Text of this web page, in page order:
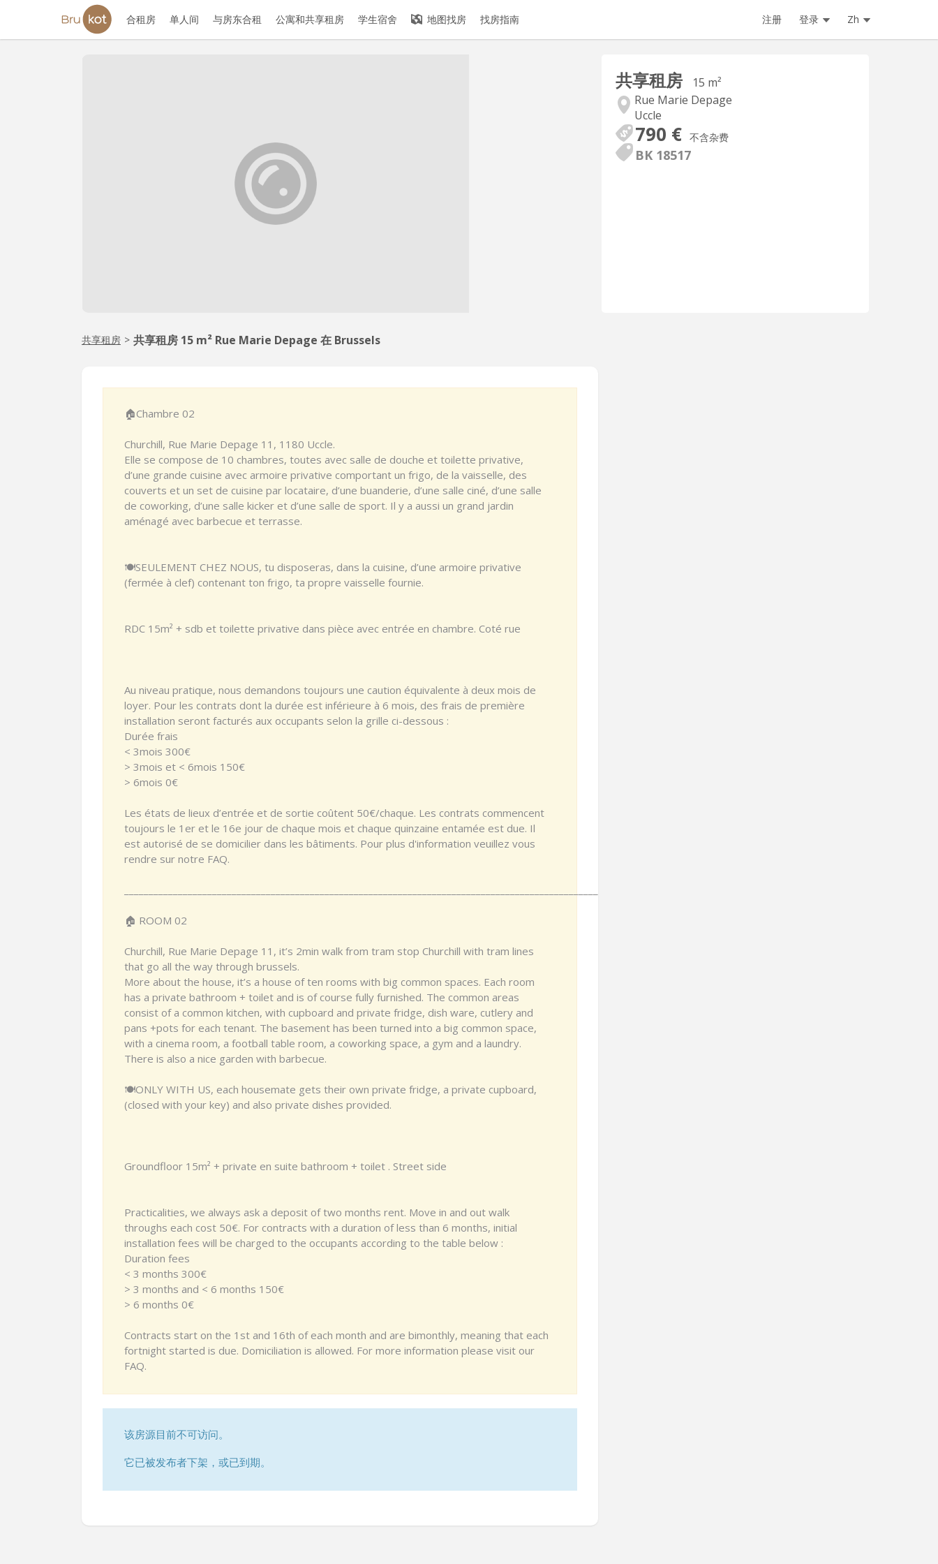
合租房 单人间 与房东合租 公寓和共享租房 学生宿舍 地图找房 找房指南 注册 登录 Zh
共享租房
15 m²
Rue Marie Depage
Uccle
790 € 不含杂费
BK 18517
共享租房 > 共享租房 15 m² Rue Marie Depage 在 Brussels
🏠Chambre 02
Churchill, Rue Marie Depage 11, 1180 Uccle.
Elle se compose de 10 chambres, toutes avec salle de douche et toilette privative,
d’une grande cuisine avec armoire privative comportant un frigo, de la vaisselle, des
couverts et un set de cuisine par locataire, d’une buanderie, d’une salle ciné, d’une salle
de coworking, d’une salle kicker et d’une salle de sport. Il y a aussi un grand jardin
aménagé avec barbecue et terrasse.
🍽️SEULEMENT CHEZ NOUS, tu disposeras, dans la cuisine, d’une armoire privative
(fermée à clef) contenant ton frigo, ta propre vaisselle fournie.
RDC 15m² + sdb et toilette privative dans pièce avec entrée en chambre. Coté rue
Au niveau pratique, nous demandons toujours une caution équivalente à deux mois de
loyer. Pour les contrats dont la durée est inférieure à 6 mois, des frais de première
installation seront facturés aux occupants selon la grille ci-dessous :
Durée frais
< 3mois 300€
> 3mois et < 6mois 150€
> 6mois 0€
Les états de lieux d’entrée et de sortie coûtent 50€/chaque. Les contrats commencent
toujours le 1er et le 16e jour de chaque mois et chaque quinzaine entamée est due. Il
est autorisé de se domicilier dans les bâtiments. Pour plus d'information veuillez vous
rendre sur notre FAQ.
🏠 ROOM 02
Churchill, Rue Marie Depage 11, it’s 2min walk from tram stop Churchill with tram lines
that go all the way through brussels.
More about the house, it’s a house of ten rooms with big common spaces. Each room
has a private bathroom + toilet and is of course fully furnished. The common areas
consist of a common kitchen, with cupboard and private fridge, dish ware, cutlery and
pans +pots for each tenant. The basement has been turned into a big common space,
with a cinema room, a football table room, a coworking space, a gym and a laundry.
There is also a nice garden with barbecue.
🍽️ONLY WITH US, each housemate gets their own private fridge, a private cupboard,
(closed with your key) and also private dishes provided.
Groundfloor 15m² + private en suite bathroom + toilet . Street side
Practicalities, we always ask a deposit of two months rent. Move in and out walk
throughs each cost 50€. For contracts with a duration of less than 6 months, initial
installation fees will be charged to the occupants according to the table below :
Duration fees
< 3 months 300€
> 3 months and < 6 months 150€
> 6 months 0€
Contracts start on the 1st and 16th of each month and are bimonthly, meaning that each
fortnight started is due. Domiciliation is allowed. For more information please visit our
FAQ.
该房源目前不可访问。
它已被发布者下架，或已到期。